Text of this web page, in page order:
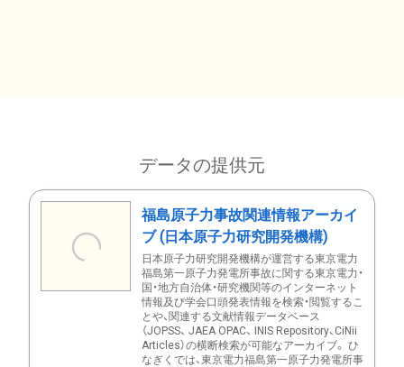
データの提供元
福島原子力事故関連情報アーカイ
ブ (日本原子力研究開発機構)
日本原子力研究開発機構が運営する東京電力
福島第一原子力発電所事故に関する東京電力・
国・地方自治体・研究機関等のインターネット
情報及び学会口頭発表情報を検索・閲覧するこ
とや、関連する文献情報データベース
（JOPSS、 JAEA OPAC、 INIS Repository、CiNii
Articles）の横断検索が可能なアーカイブ。 ひ
なぎくでは、東京電力福島第一原子力発電所事